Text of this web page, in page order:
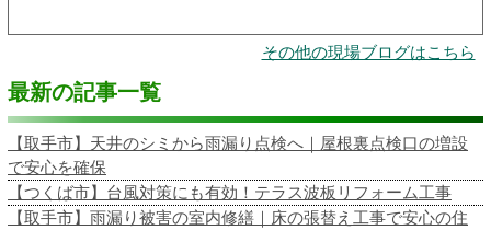
その他の現場ブログはこちら
最新の記事一覧
【取手市】天井のシミから雨漏り点検へ｜屋根裏点検口の増設
で安心を確保
【つくば市】台風対策にも有効！テラス波板リフォーム工事
【取手市】雨漏り被害の室内修繕｜床の張替え工事で安心の住